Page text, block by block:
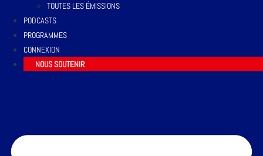
TOUTES LES ÉMISSIONS
PODCASTS
PROGRAMMES
CONNEXION
NOUS SOUTENIR